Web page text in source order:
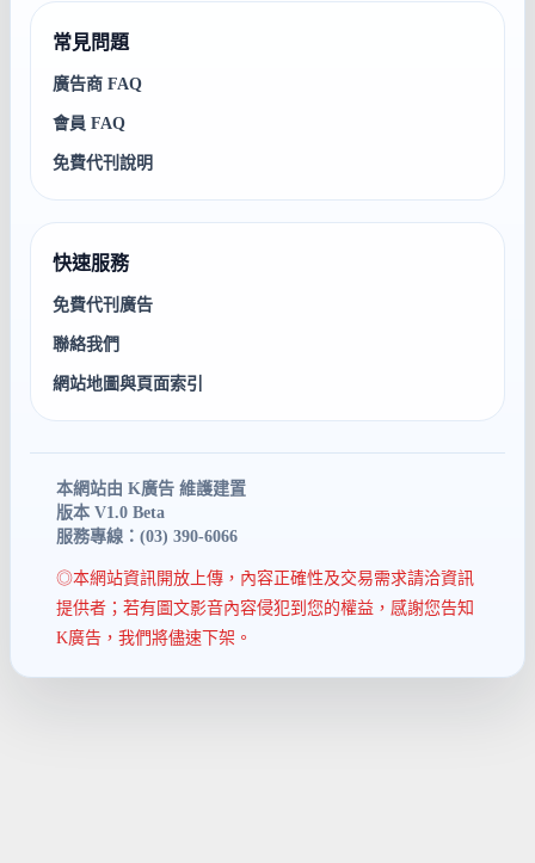
常見問題
廣告商 FAQ
會員 FAQ
免費代刊說明
快速服務
免費代刊廣告
聯絡我們
網站地圖與頁面索引
本網站由 K廣告 維護建置
版本 V1.0 Beta
服務專線：(03) 390-6066
◎本網站資訊開放上傳，內容正確性及交易需求請洽資訊
提供者；若有圖文影音內容侵犯到您的權益，感謝您告知
K廣告，我們將儘速下架。